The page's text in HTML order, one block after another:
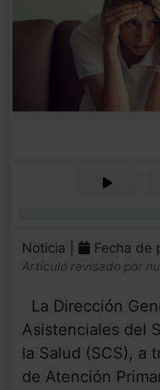
Noticia | Fecha de
Artículo revisado por
La Dirección
Asistenciales del
la Salud (SCS), a
de Atención